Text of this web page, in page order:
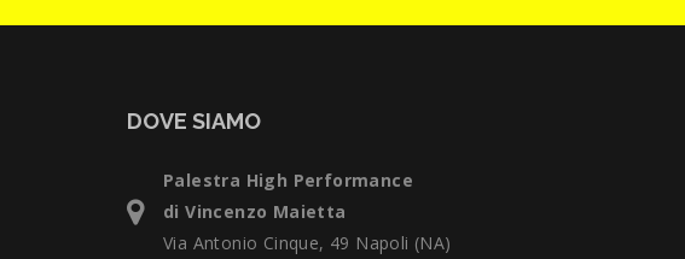
DOVE SIAMO
Palestra High Performance
di Vincenzo Maietta
Via Antonio Cinque, 49 Napoli (NA)